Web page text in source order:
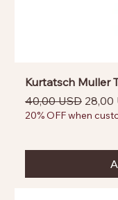
Kurtatsch Muller
Prezzo regolare
40,00 USD 28,00
20% OFF when